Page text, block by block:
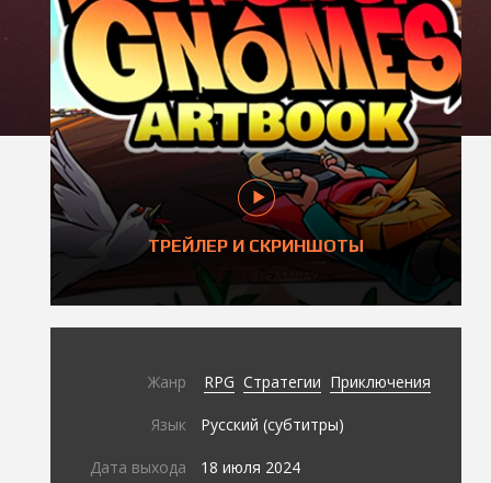
ТРЕЙЛЕР И СКРИНШОТЫ
Жанр RPG Стратегии Приключения
Язык Русский (субтитры)
Дата выхода 18 июля 2024